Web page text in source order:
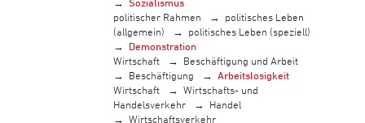
politischer Rahmen
politisches Leben
(allgemein)
politisches Leben (speziell)
Demonstration
Wirtschaft
Beschäftigung und Arbeit
Beschäftigung
Arbeitslosigkeit
Wirtschaft
Wirtschafts- und
Handelsverkehr
Handel
Wirtschaftsverkehr